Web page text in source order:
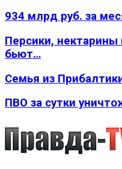
934 млрд руб. за
Персики,
бьют…
Семья из
ПВО за сутки